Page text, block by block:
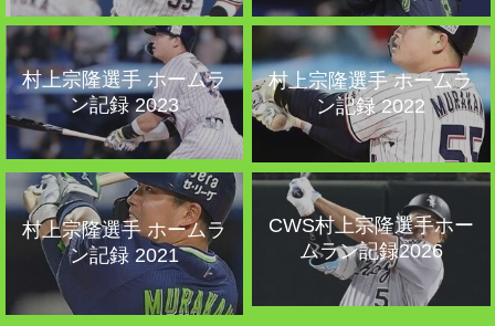
村上宗隆選手 ホームラ
ン記録 2023
村上宗隆選手 ホームラ
ン記録 2022
村上宗隆選手 ホームラ
ン記録 2021
CWS村上宗隆選手ホー
ムラン記録2026